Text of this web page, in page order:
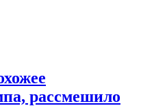
рассмешило